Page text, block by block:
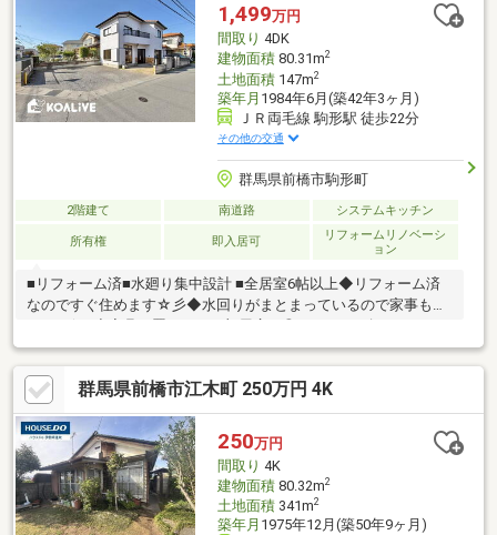
1,499万円
間取り 4DK
建物面積80.31m2
土地面積147m2
築年月 1984年6月(築42年3ヶ月)
ＪＲ両毛線 駒形駅 徒歩22分
その他の交通
群馬県前橋市駒形町
2階建て 南道路 システムキッチン
所有権 即入居可
リフォームリノベーシ
ョン
■リフォーム済■水廻り集中設計 ■全居室6帖以上◆リフォーム済
なのですぐ住めます☆彡◆水回りがまとまっているので家事もし
アライブにご相談ください！■自己資金０円から住宅購入できま
す!■他社様でご紹介されている物件も一緒にご提案できます。■他
社様や過去にローンお断りされた方。ローンに自信あります。■
平日のご見学希望大歓迎です。ご見学予約は0120-919-727【通話
料無料】までお気軽にお電話ください。スマートフォンの方は青
いバナーより、お問い合わせいただけます。
群馬県前橋市江木町 250万円 4K
250万円
間取り 4K
建物面積80.32m2
土地面積341m2
築年月 1975年12月(築50年9ヶ月)